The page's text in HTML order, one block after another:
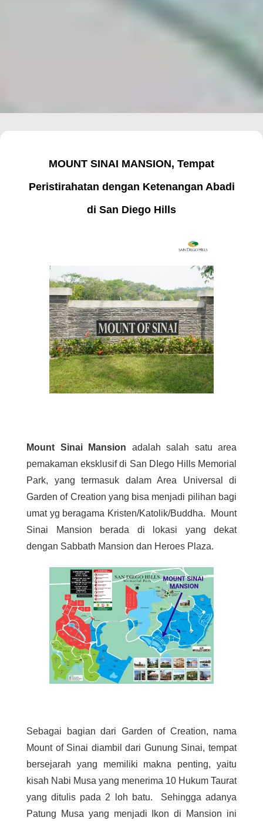
MOUNT SINAI MANSION, Tempat
Peristirahatan dengan Ketenangan Abadi
di San Diego Hills
Mount Sinai Mansion adalah salah satu area
pemakaman eksklusif di San DIego Hills Memorial
Park, yang termasuk dalam Area Universal di
Garden of Creation yang bisa menjadi pilihan bagi
umat yg beragama Kristen/Katolik/Buddha. Mount
Sinai Mansion berada di lokasi yang dekat
dengan Sabbath Mansion dan Heroes Plaza.
Sebagai bagian dari Garden of Creation, nama
Mount of Sinai diambil dari Gunung Sinai, tempat
bersejarah yang memiliki makna penting, yaitu
kisah Nabi Musa yang menerima 10 Hukum Taurat
yang ditulis pada 2 loh batu. Sehingga adanya
Patung Musa yang menjadi Ikon di Mansion ini